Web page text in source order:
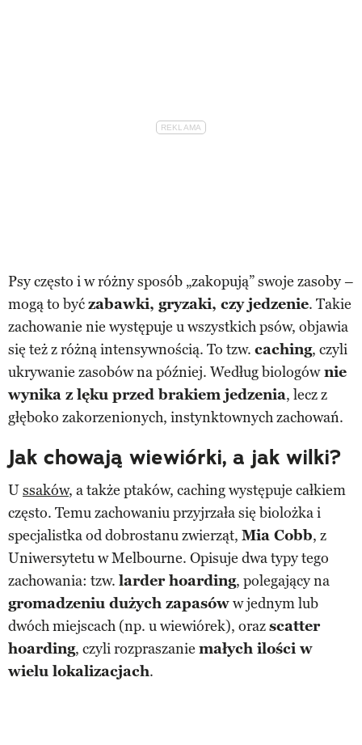
Psy często i w różny sposób „zakopują” swoje zasoby –
mogą to byćzabawki, gryzaki, czy jedzenie. Takie
zachowanie nie występuje u wszystkich psów, objawia
się też z różną intensywnością. To tzw. caching, czyli
ukrywanie zasobów na później. Według biologównie
wynika z lęku przed brakiem jedzenia, lecz z
głęboko zakorzenionych, instynktownych zachowań.
Jak chowają wiewiórki, a jak wilki?
Ussaków, a także ptaków, caching występuje całkiem
często. Temu zachowaniu przyjrzała się biolożka i
specjalistka od dobrostanu zwierząt, Mia Cobb, z
Uniwersytetu w Melbourne. Opisuje dwa typy tego
zachowania: tzw. larder hoarding, polegający na
gromadzeniu dużych zapasóww jednym lub
dwóch miejscach (np. u wiewiórek), orazscatter
hoarding, czyli rozpraszanie małych ilości w
wielu lokalizacjach.